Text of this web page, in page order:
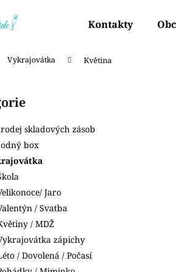
Kontakty
Vykrajovátka Květina
skladových zásob
box
Jaro
/ Svatba
/ MDŽ
zápichy
/ Dovolená / Počasí